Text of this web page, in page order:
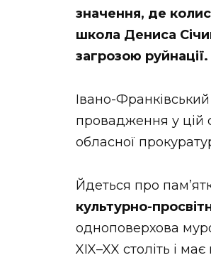
значення, де
школа Дениса
загрозою руйнації.
Івано-
провадження у цій
обласної
Йдеться про
культурно-
одноповерхова
XIX–XX століть і